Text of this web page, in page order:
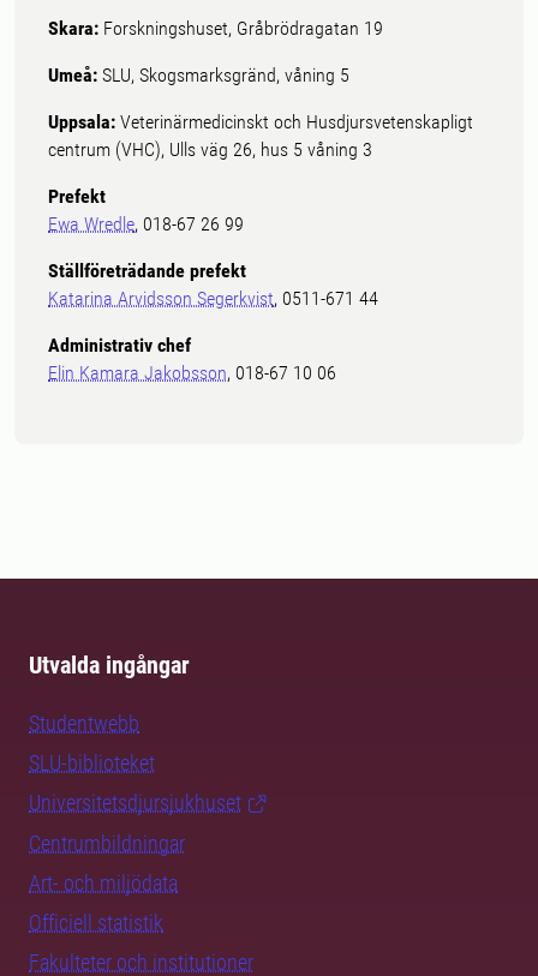
Skara: Forskningshuset, Gråbrödragatan 19
Umeå: SLU, Skogsmarksgränd, våning 5
Uppsala: Veterinärmedicinskt och Husdjursvetenskapligt
centrum (VHC), Ulls väg 26, hus 5 våning 3
Prefekt
Ewa Wredle, 018-67 26 99
Ställföreträdande prefekt
Katarina Arvidsson Segerkvist, 0511-671 44
Administrativ chef
Elin Kamara Jakobsson, 018-67 10 06
Utvalda ingångar
Studentwebb
SLU-biblioteket
Universitetsdjursjukhuset
Centrumbildningar
Art- och miljödata
Officiell statistik
Fakulteter och institutioner